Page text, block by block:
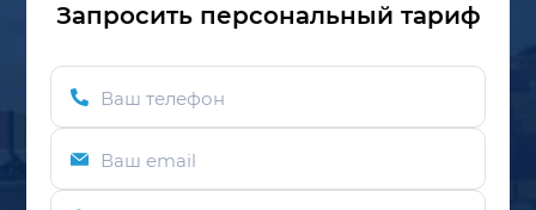
Запросить персональный тариф
Ваш телефон
Ваш email